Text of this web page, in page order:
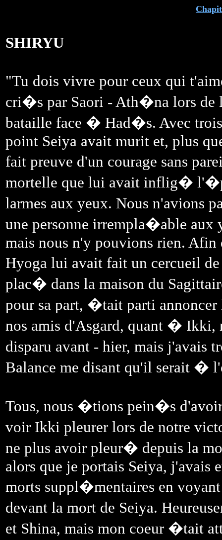
SHIRYU
"Tu dois vivre pour ceux qui
cri�s par Saori - Ath�na lors de
bataille face � Had�s. Avec
point Seiya avait murit et, plus
fait preuve d'un courage sans
mortelle que lui avait inflig�
larmes aux yeux. Nous n'avions
une personne irrempla�able
mais nous n'y pouvions rien.
Hyoga lui avait fait un cercueil
plac� dans la maison du
pour sa part, �tait parti
nos amis d'Asgard, quant �
disparu avant - hier, mais j'avais
Balance me disant qu'il serait �
Tous, nous �tions pein�s
voir Ikki pleurer lors de notre
ne plus avoir pleur� depuis la
alors que je portais Seiya, j'avais
morts suppl�mentaires en
devant la mort de Seiya.
et Shina, mais mon coeur �tait